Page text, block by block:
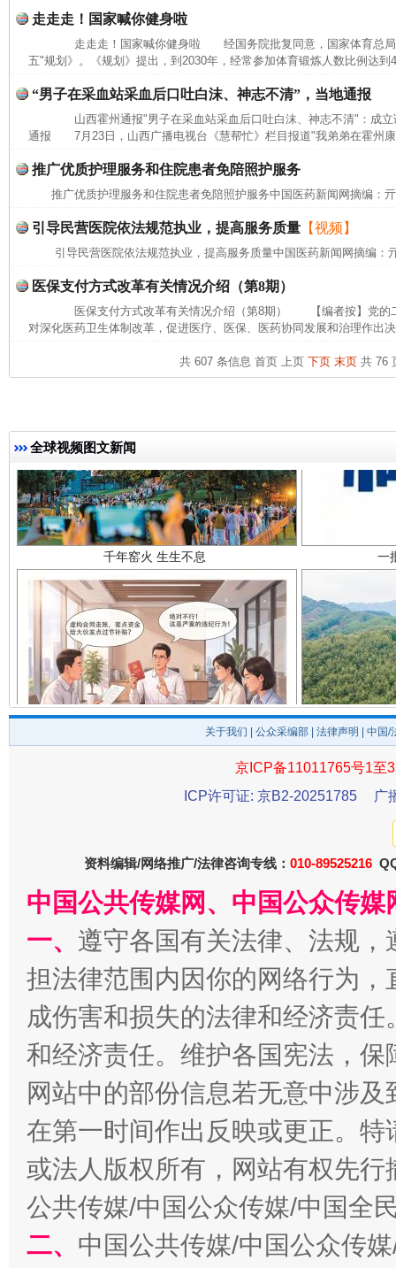
走走走！国家喊你健身啦
走走走！国家喊你健身啦 经国务院批复同意，国家体育总局
五"规划》。《规划》提出，到2030年，经常参加体育锻炼人数比例
“男子在采血站采血后口吐白沫、神志不清”，当地通报
山西霍州通报"男子在采血站采血后口吐白沫、神志不清"：成
通报 7月23日，山西广播电视台《慧帮忙》栏目报道"我弟弟在霍州
推广优质护理服务和住院患者免陪照护服务
推广优质护理服务和住院患者免陪照护服务中国医药新闻网摘编：
引导民营医院依法规范执业，提高服务质量 【视频】
引导民营医院依法规范执业，提高服务质量中国医药新闻网摘编：
医保支付方式改革有关情况介绍（第8期）
医保支付方式改革有关情况介绍（第8期） 【编者按】党的二
对深化医药卫生体制改革，促进医疗、医保、医药协同发展和治理作出
共 607 条信息 首页 上页 下页 末页共 76
全球视频图文新闻
完善运行机制助力责任有效落实
千年窑火 生生不息
揭开“小金库”的免责幌子
受贿1.44亿！段成刚被判无期 从幼
全民健身五年计划来了！等你上场
关于我们 公众采编部 法律声明 | 中国
京ICP备11011765号1至
ICP许可证: 京B2-20251785
广
资料编辑/网络推广/法律咨询专线： 010-89525216
中国公共传媒网、中国公众传
一、 遵守各国有关法律、法规
担法律范围内因你的网络行为
成伤害和损失的法律和经济责
和经济责任。维护各国宪法，
网站中的部份信息若无意中涉
在第一时间作出反映或更正。
或法人版权所有，网站有权先
公共传媒/中国公众传媒/中国全
二、 中国公共传媒/中国公众传